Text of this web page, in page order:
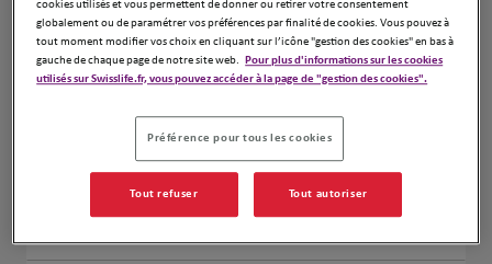
4 Isabelle Tresse
83000 Toulon
Fermé actuellement
Numéro
Voir plus
cookies utilisés et vous permettent de donner ou retirer votre consentement
globalement ou de paramétrer vos préférences par finalité de cookies. Vous pouvez à
tout moment modifier vos choix en cliquant sur l’icône "gestion des cookies" en bas à
gauche de chaque page de notre site web.
Pour plus d'informations sur les cookies
utilisés sur Swisslife.fr, vous pouvez accéder à la page de "gestion des cookies".
Préférence pour tous les cookies
Tout refuser Tout autoriser